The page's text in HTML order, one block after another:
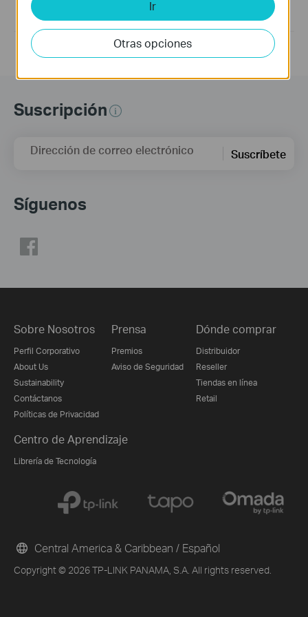
1. For TX401(UN) V1
2. win10 x64 only supports win10 2004 and later
Suscripción
Dirección de correo electrónico Suscríbete
Síguenos
Sobre Nosotros
Perfil Corporativo
About Us
Sustainability
Contáctanos
Políticas de Privacidad
Prensa
Premios
Aviso de Seguridad
Dónde comprar
Distribuidor
Reseller
Tiendas en línea
Retail
Centro de Aprendizaje
Librería de Tecnología
Copyright © 2026 TP-LINK PANAMA, S.A. All rights reserved.
Central America & Caribbean / Español
Ir
Otras opciones